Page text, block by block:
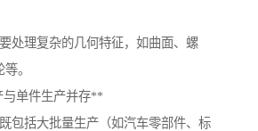
处理复杂的几何特征，如曲面、螺
。
单件生产并存**
包括大批量生产（如汽车零部件、标